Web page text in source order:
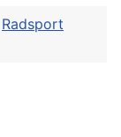
Radsport